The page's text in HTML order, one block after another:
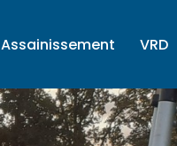
Assainissement VRD